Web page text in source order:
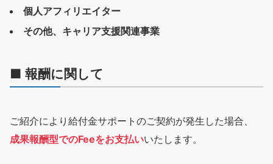
個人アフィリエイター
その他、キャリア支援関連事業
■ 報酬に関して
ご紹介により給付金サポートのご契約が発生した場合、
成果報酬型でのFeeをお支払いいたします。